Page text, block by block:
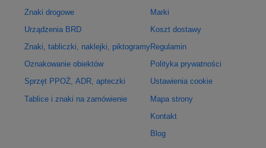
Znaki drogowe
Urządzenia BRD
Znaki, tabliczki, naklejki, piktogramy
Oznakowanie obiektów
Sprzęt PPOŻ, ADR, apteczki
Tablice i znaki na zamówienie
Marki
Koszt dostawy
Regulamin
Polityka prywatności
Ustawienia cookie
Mapa strony
Kontakt
Blog